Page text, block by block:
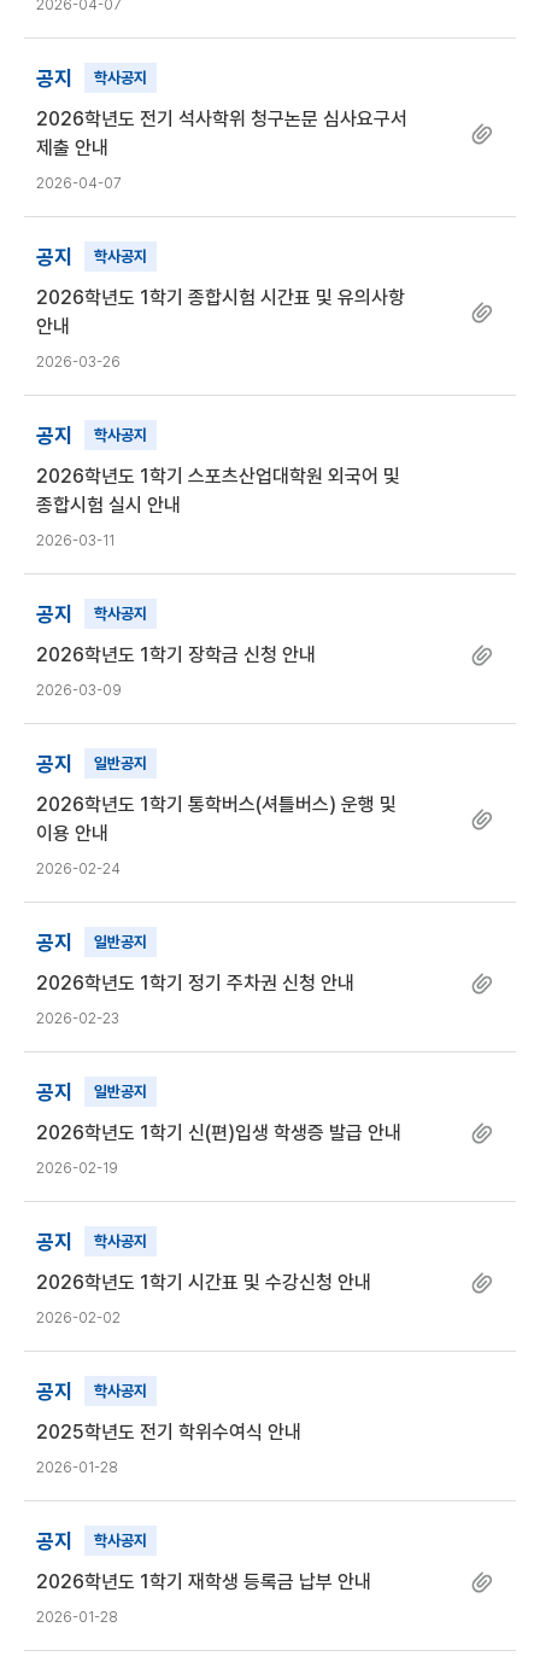
2026-04-07
공지 학사공지
2026학년도 전기 석사학위 청구논문 심사요구서
제출 안내
2026-04-07
공지 학사공지
2026학년도 1학기 종합시험 시간표 및 유의사항
안내
2026-03-26
공지 학사공지
2026학년도 1학기 스포츠산업대학원 외국어 및
종합시험 실시 안내
2026-03-11
공지 학사공지
2026학년도 1학기 장학금 신청 안내
2026-03-09
공지 일반공지
2026학년도 1학기 통학버스(셔틀버스) 운행 및
이용 안내
2026-02-24
공지 일반공지
2026학년도 1학기 정기 주차권 신청 안내
2026-02-23
공지 일반공지
2026학년도 1학기 신(편)입생 학생증 발급 안내
2026-02-19
공지 학사공지
2026학년도 1학기 시간표 및 수강신청 안내
2026-02-02
공지 학사공지
2025학년도 전기 학위수여식 안내
2026-01-28
공지 학사공지
2026학년도 1학기 재학생 등록금 납부 안내
2026-01-28